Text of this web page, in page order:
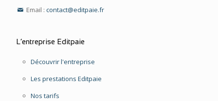
Email :contact@editpaie.fr
L’entreprise Editpaie
Découvrir l'entreprise
Les prestations Editpaie
Nos tarifs